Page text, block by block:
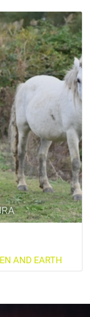
AND EARTH